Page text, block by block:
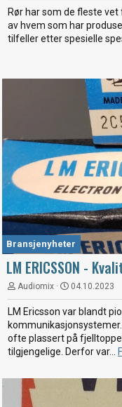
Rør har som de fleste
av hvem som har
tilfeller etter spesielle
Bransjenyheter
LM ERICSSON -
Audiomix 04.10.2023
LM Ericsson var blandt
ofte plassert på
tilgjengelige. Derfor var...